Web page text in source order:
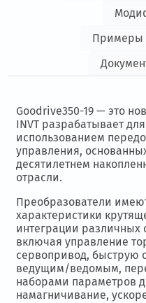
Примеры
Goodrive350-19 — это
INVT разрабатывает
использованием
управления,
десятилетнем
отрасли.
Преобразователи
характеристики
интеграции различных
включая управление
сервопривод, быструю
ведущим/ведомым,
наборами параметров
намагничивание,